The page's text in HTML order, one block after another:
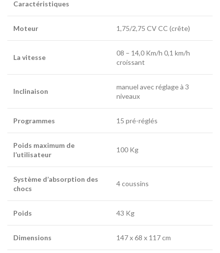
Caractéristiques
Moteur 1,75/2,75 CV CC (crête)
La vitesse
08 – 14,0 Km/h 0,1 km/h
croissant
Inclinaison
manuel avec réglage à 3
niveaux
Programmes 15 pré-réglés
Poids maximum de
l’utilisateur
100 Kg
Système d’absorption des
chocs
4 coussins
Poids 43 Kg
Dimensions 147 x 68 x 117 cm